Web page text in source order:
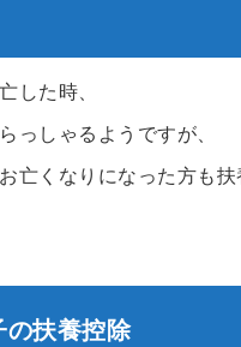
した時、
っしゃるようですが、
くなりになった方も扶
扶養控除